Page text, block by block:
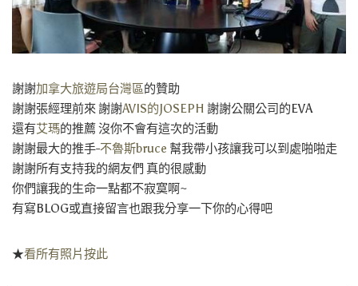
謝謝加拿大旅遊局台灣區的贊助
謝謝張經理前來 謝謝AVIS的JOSEPH 謝謝公關公司的EVA
還有艾瑪的推薦 沒你不會有這次的活動
謝謝最大的推手-不魯斯bruce 幫我帶小孩讓我可以到處啪啪走
謝謝所有支持我的網友們 真的很感動
你們讓我的生命一點都不寂寞啊~
有寫BLOG或直接留言也跟我分享一下你的心得吧
★看所有照片按此